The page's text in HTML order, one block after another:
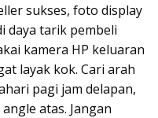
sukses, foto display
daya tarik pembeli
kamera HP keluaran
layak kok. Cari arah
pagi jam delapan,
atas. Jangan